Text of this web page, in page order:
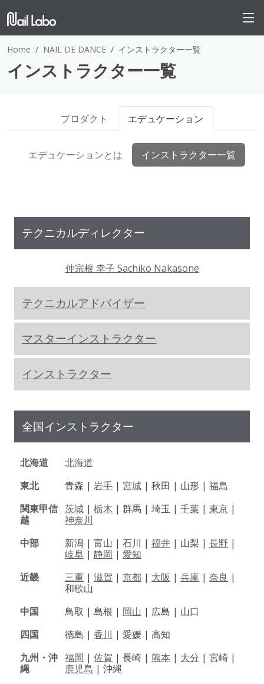
Home NAIL DE DANCE インストラクター一覧
インストラクター一覧
プロダクト エデュケーション
エデュケーションとは インストラクター一覧
テクニカルディレクター
仲宗根 幸子 Sachiko Nakasone
テクニカルアドバイザー
マスターインストラクター
インストラクター
全国インストラクター
北海道
北海道
東北
青森 | 岩手 | 宮城 | 秋田 | 山形 | 福島
関東甲信
越
茨城 | 栃木 | 群馬 | 埼玉 | 千葉 | 東京 |
神奈川
中部
新潟 | 富山 | 石川 | 福井 | 山梨 | 長野 |
岐阜 | 静岡 | 愛知
近畿
三重 | 滋賀 | 京都 | 大阪 | 兵庫 | 奈良 |
和歌山
中国
鳥取 | 島根 | 岡山 | 広島 | 山口
四国
徳島 | 香川 | 愛媛 | 高知
九州・沖
縄
福岡 | 佐賀 | 長崎 | 熊本 | 大分 | 宮崎 |
鹿児島 | 沖縄